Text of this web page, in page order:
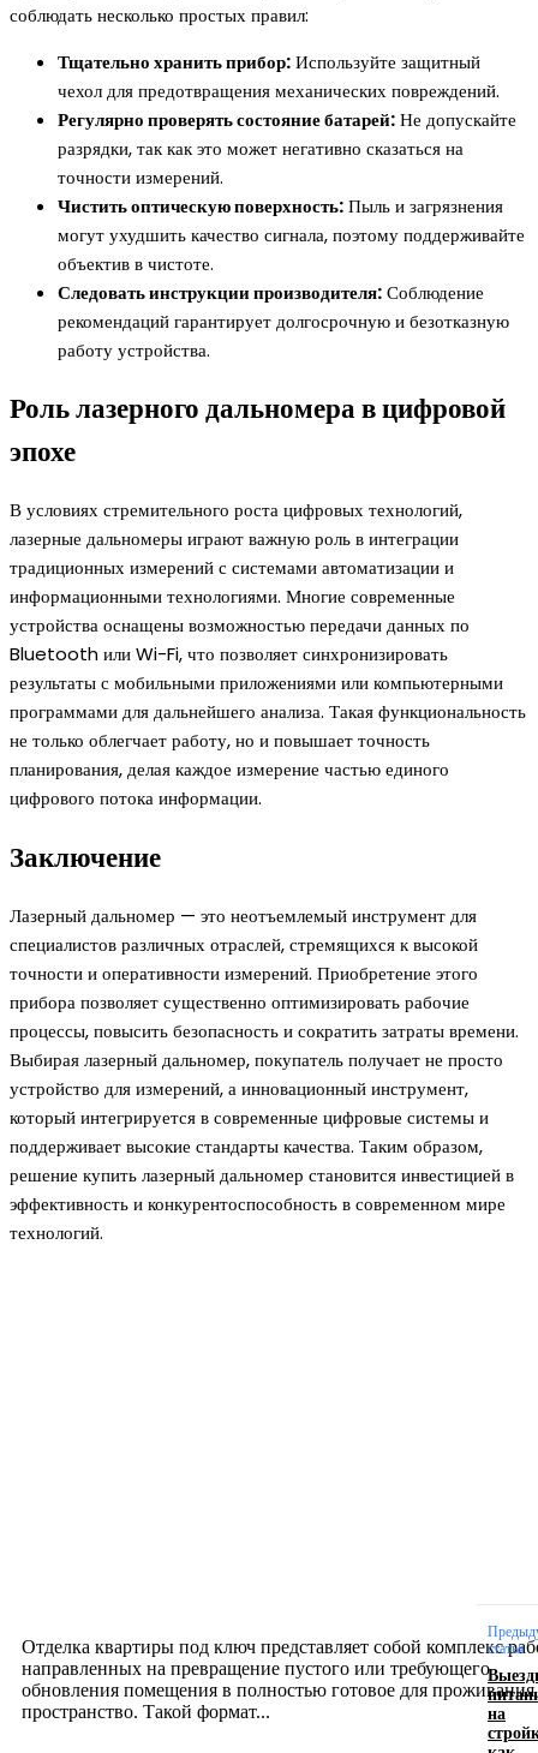
соблюдать несколько простых правил:
Тщательно хранить прибор:Используйте защитный
чехол для предотвращения механических повреждений.
Регулярно проверять состояние батарей:Не допускайте
разрядки, так как это может негативно сказаться на
точности измерений.
Чистить оптическую поверхность:Пыль и загрязнения
могут ухудшить качество сигнала, поэтому поддерживайте
объектив в чистоте.
Следовать инструкции производителя:Соблюдение
рекомендаций гарантирует долгосрочную и безотказную
работу устройства.
Роль лазерного дальномера в цифровой
эпохе
В условиях стремительного роста цифровых технологий,
лазерные дальномеры играют важную роль в интеграции
традиционных измерений с системами автоматизации и
информационными технологиями. Многие современные
устройства оснащены возможностью передачи данных по
Bluetooth или Wi-Fi, что позволяет синхронизировать
результаты с мобильными приложениями или компьютерными
программами для дальнейшего анализа. Такая функциональность
не только облегчает работу, но и повышает точность
планирования, делая каждое измерение частью единого
цифрового потока информации.
Заключение
Лазерный дальномер — это неотъемлемый инструмент для
специалистов различных отраслей, стремящихся к высокой
точности и оперативности измерений. Приобретение этого
прибора позволяет существенно оптимизировать рабочие
процессы, повысить безопасность и сократить затраты времени.
Выбирая лазерный дальномер, покупатель получает не просто
устройство для измерений, а инновационный инструмент,
который интегрируется в современные цифровые системы и
поддерживает высокие стандарты качества. Таким образом,
решение купить лазерный дальномер становится инвестицией в
эффективность и конкурентоспособность в современном мире
технологий.
Отделка квартиры под ключ представляет собой комплекс
направленных на превращение пустого или требующего
обновления помещения в полностью готовое для проживания
пространство. Такой формат...
статья
на